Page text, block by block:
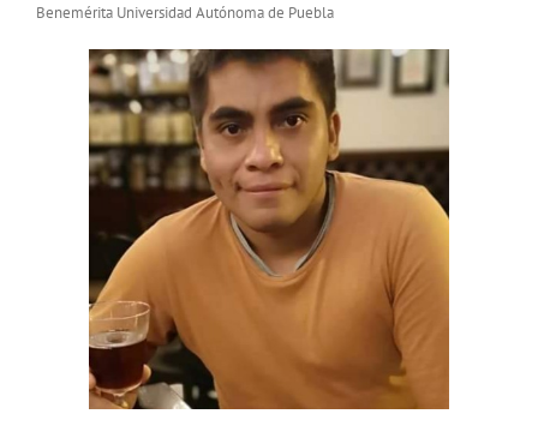
Benemérita Universidad Autónoma de Puebla